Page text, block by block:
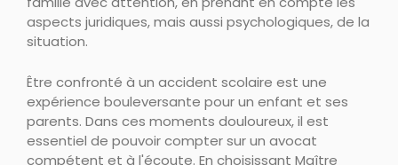
aspects juridiques, mais aussi psychologiques, de la
situation.
Être confronté à un accident scolaire est une
expérience bouleversante pour un enfant et ses
parents. Dans ces moments douloureux, il est
essentiel de pouvoir compter sur un avocat
compétent et à l'écoute. En choisissant Maître